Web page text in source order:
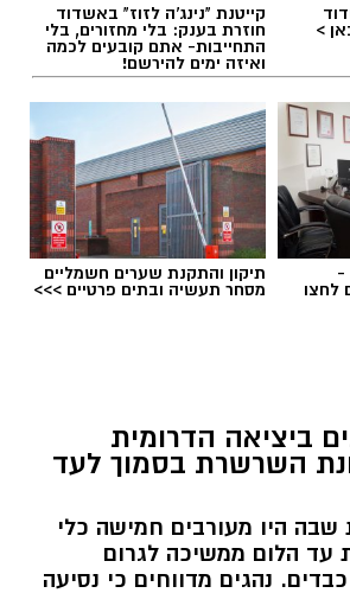
באשדוד
הצלה
בת 56 נפצעה היום (שישי) באורח בינוני
במהלך עבודתה במחסן
>
קייטנת "נינג'ה לזוז" באשדוד
חוזרת בענק: בלי מחזורים, בלי
התחייבות- אתם קובעים לכמה
ואיזה ימים להירשם!
-
לחצו
תיקון והתקנת שערים חשמליים
מסחר תעשיה ובתים פרטיים >>>
ביציאה הדרומית
השרשרת בסמוך לעד
היו מעורבים חמישה כלי
עד הלום ממשיכה לגרום
נהגים מדווחים כי נסיעה